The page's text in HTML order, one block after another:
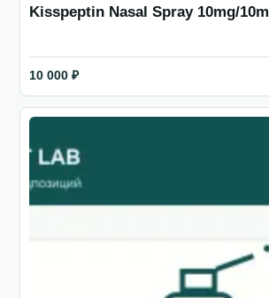
Kisspeptin Nasal Spray 10mg/10ml
10 000 ₽